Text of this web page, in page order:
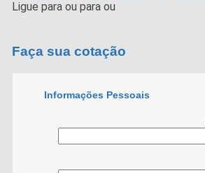
Ligue paraou paraou
Faça sua cotação
Informações Pessoais